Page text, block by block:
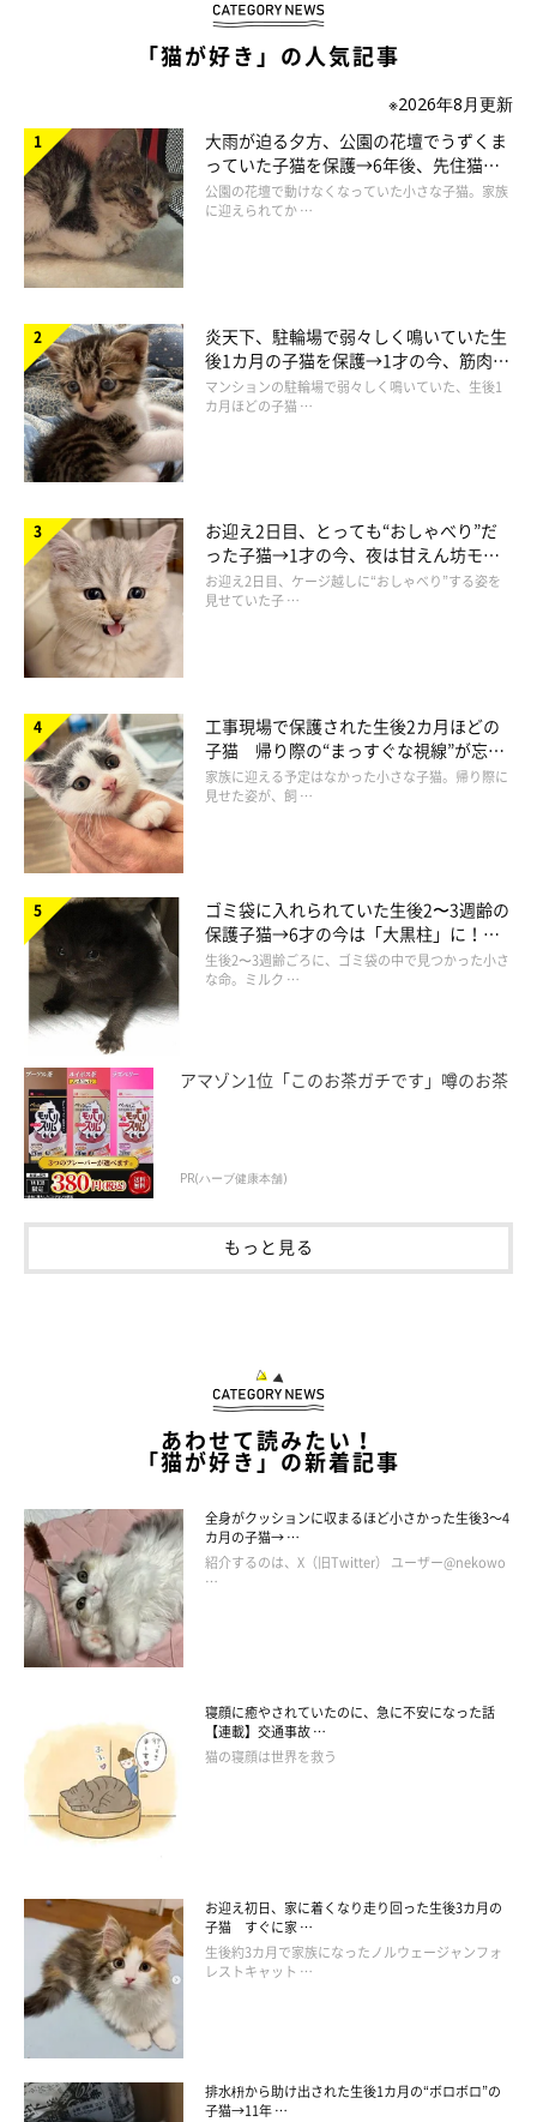
猫を愛する方々が集まる場、それが「ねこのきもちマルシェ」で
す。猫雑貨・猫用グッズなど、飼い主さんも愛猫も楽しめるお買
い物はもちろん、猫の気持ちがわかるクイズラリーや福引大会な
ど盛りだくさん！「愛猫写真大募集」「ニャ論調査」コーナーな
ど、『ねこのきもち』をより楽しめる内容も予定しています♪ま
た、収益の一部を、猫・犬の保護活動に寄付いたします。
第2回ねこのきもちマルシェのご案内
「猫が好き」の人気記事
※2026年8月更新
大雨が迫る夕方、公園の花壇でうずくま
っていた子猫を保護→6年後、先住猫
と“姉妹”のような関係に
公園の花壇で動けなくなっていた小さな子猫。家族
に迎えられてか …
炎天下、駐輪場で弱々しく鳴いていた生
後1カ月の子猫を保護→1才の今、筋肉質
でツンデレなコに成長
マンションの駐輪場で弱々しく鳴いていた、生後1
カ月ほどの子猫 …
お迎え2日目、とっても“おしゃべり”だ
った子猫→1才の今、夜は甘えん坊モー
ドになるコに成長！
お迎え2日目、ケージ越しに“おしゃべり”する姿を
見せていた子 …
工事現場で保護された生後2カ月ほどの
子猫 帰り際の“まっすぐな視線”が忘れ
られず、家族の一員に
家族に迎える予定はなかった小さな子猫。帰り際に
見せた姿が、飼 …
ゴミ袋に入れられていた生後2〜3週齢の
保護子猫→6才の今は「大黒柱」に！
美しい黒猫に成長した姿にグッとくる
生後2〜3週齢ごろに、ゴミ袋の中で見つかった小さ
な命。ミルク …
アマゾン1位「このお茶ガチです」噂のお茶
PR(ハーブ健康本舗)
もっと見る
あわせて読みたい！
「猫が好き」の新着記事
全身がクッションに収まるほど小さかった生後3～4
カ月の子猫→ …
紹介するのは、X（旧Twitter） ユーザー@nekowo
…
寝顔に癒やされていたのに、急に不安になった話
【連載】交通事故 …
猫の寝顔は世界を救う
お迎え初日、家に着くなり走り回った生後3カ月の
子猫 すぐに家 …
生後約3カ月で家族になったノルウェージャンフォ
レストキャット …
排水枡から助け出された生後1カ月の“ボロボロ”の
子猫→11年 …